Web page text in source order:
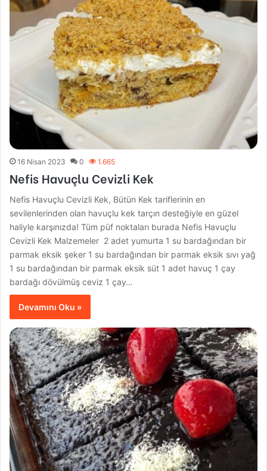
16 Nisan 2023 0 1.665
Nefis Havuçlu Cevizli Kek
Nefis Havuçlu Cevizli Kek, Bütün Kek tariflerinin en
sevilenlerinden olan havuçlu kek tarçın desteğiyle en güzel
haliyle karşınızda! Tüm püf noktaları burada Nefis Havuçlu
Cevizli Kek Malzemeler 2 adet yumurta 1 su bardağından bir
parmak eksik şeker 1 su bardağından bir parmak eksik sıvı yağ
1 su bardağından bir parmak eksik süt 1 adet havuç 1 çay
bardağı dövülmüş ceviz 1 çay…
Devamını Oku »